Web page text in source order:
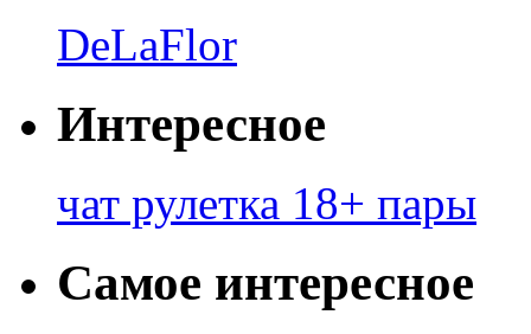
DeLaFlor
Интересное
чат рулетка 18+ пары
Самое интересное